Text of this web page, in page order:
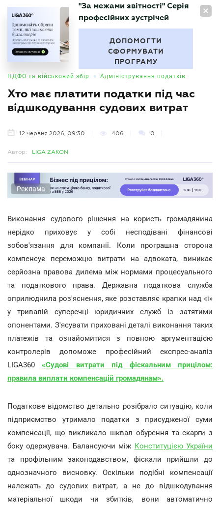
UA
БУХГАЛТЕР
"За межами звітності" Серія
професійних зустрічей
ДОПОМОГТИ
СФОРМУВАТИ
ПРОГРАМУ
ПДФО та військовий збір • Адміністрування податків
Хто має платити податки під час
відшкодування судових витрат
12 червня 2026, 09:30 406 0
Автор: LIGA ZAKON
Реклама
Виконання судового рішення на користь громадянина
нерідко приховує у собі несподівані фінансові
зобов'язання для компанії. Коли програшна сторона
компенсує переможцю витрати на адвоката, виникає
серйозна правова дилема між нормами процесуального
та податкового права. Державна податкова служба
оприлюднила роз'яснення, яке розставляє крапки над «і»
у тривалій суперечці юридичних служб із затятими
опонентами. З'ясувати приховані деталі виконання таких
платежів та ознайомитися з повною аргументацією
контролерів допоможе професійний експрес-аналіз
LIGA360«Судові витрати під фіскальним прицілом:
правила виплати компенсацій громадянам».
Податкове відомство детально розібрало ситуацію, коли
підприємство утримало податки з присудженої суми
компенсації, що викликало шквал обурення та скарги з
боку одержувача. Балансуючи між Конституцією України
та профільним законодавством, фіскали прийшли до
однозначного висновку. Оскільки подібні компенсації
належать до судових витрат, а не до відшкодування
матеріальної шкоди чи збитків, вони автоматично